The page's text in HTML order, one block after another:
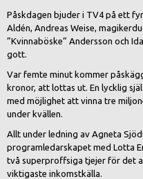
Påskdagen bjuder i TV4 på ett
Aldén, Andreas Weise,
”Kvinnaböske” Andersson och
gott.
Var femte minut kommer
kronor, att lottas ut. En lycklig
med möjlighet att vinna tre
under kvällen.
Allt under ledning av Agneta
programledarskapet med Lotta
två superproffsiga tjejer för det
viktigaste inkomstkälla.